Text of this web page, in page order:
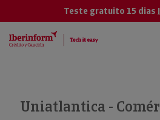
Teste gratuito 15 dias
Uniatlantica -